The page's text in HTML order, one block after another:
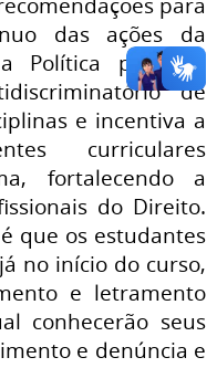
das ações da
Política prevê a
de
e incentiva a
curriculares
fortalecendo a
do Direito.
que os estudantes
no início do curso,
e letramento
conhecerão seus
e denúncia e